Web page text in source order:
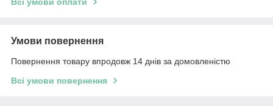
Всі умови оплати
Умови повернення
Повернення товару впродовж 14 днів за домовленістю
Всі умови повернення